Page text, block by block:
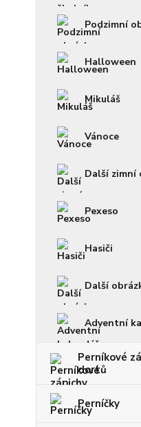
Podzimní
Halloween
Mikuláš
Vánoce
Další zimní
Pexeso
Hasiči
Další
Adventní
Perníkové
dortů
Perníčky